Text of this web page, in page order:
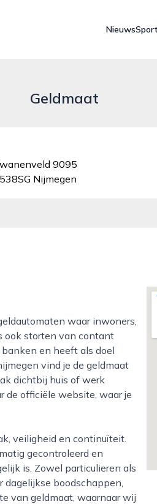
NieuwsSport
Geldmaat
9095
Nijmegen
ook storten van contant
en heeft als doel
vind je de geldmaat
dichtbij huis of werk
de officiële website, waar je
gecontroleerd en
is. Zowel particulieren als
dagelijkse boodschappen,
van geldmaat, waarnaar wij